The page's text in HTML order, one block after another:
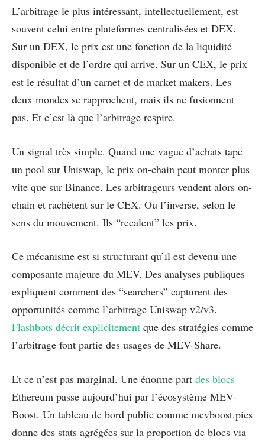
L’arbitrage le plus intéressant, intellectuellement, est
souvent celui entre plateformes centralisées et DEX.
Sur un DEX, le prix est une fonction de la liquidité
disponible et de l’ordre qui arrive. Sur un CEX, le prix
est le résultat d’un carnet et de market makers. Les
deux mondes se rapprochent, mais ils ne fusionnent
pas. Et c’est là que l’arbitrage respire.
Un signal très simple. Quand une vague d’achats tape
un pool sur Uniswap, le prix on-chain peut monter plus
vite que sur Binance. Les arbitrageurs vendent alors on-
chain et rachètent sur le CEX. Ou l’inverse, selon le
sens du mouvement. Ils “recalent” les prix.
Ce mécanisme est si structurant qu’il est devenu une
composante majeure du MEV. Des analyses publiques
expliquent comment des “searchers” capturent des
opportunités comme l’arbitrage Uniswap v2/v3.
Flashbots décrit explicitement que des stratégies comme
l’arbitrage font partie des usages de MEV-Share.
Et ce n’est pas marginal. Une énorme part des blocs
Ethereum passe aujourd’hui par l’écosystème MEV-
Boost. Un tableau de bord public comme mevboost.pics
donne des stats agrégées sur la proportion de blocs via